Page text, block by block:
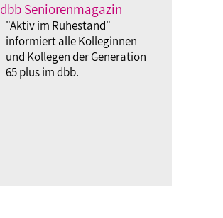
dbb Seniorenmagazin
"Aktiv im Ruhestand"
informiert alle Kolleginnen
und Kollegen der Generation
65 plus im dbb.